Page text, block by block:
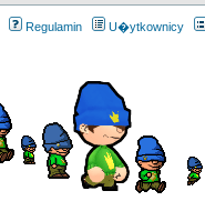
Regulamin U�ytkownicy